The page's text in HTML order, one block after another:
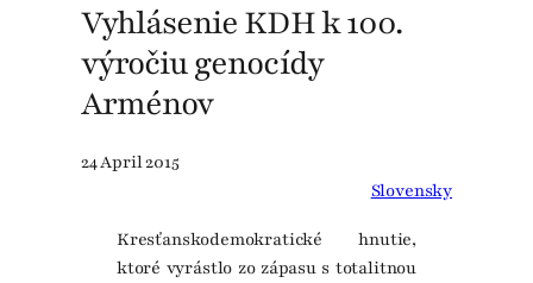
Vyhlásenie KDH k 100.
výročiu genocídy
Arménov
24 April 2015
Slovensky
Kresťanskodemokratické hnutie,
ktoré vyrástlo zo zápasu s totalitnou